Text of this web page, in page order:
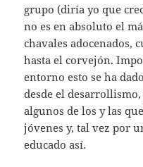
grupo (diría yo que
no es en absoluto el
chavales adocenados,
hasta el corvejón.
entorno esto se ha
desde el
algunos de los y las
jóvenes y, tal vez por
educado así.